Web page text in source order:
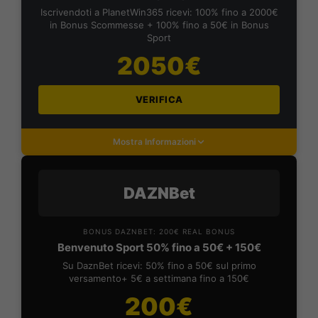
Iscrivendoti a PlanetWin365 ricevi: 100% fino a 2000€
in Bonus Scommesse + 100% fino a 50€ in Bonus
Sport
2050€
VERIFICA
Mostra Informazioni
DAZNBet
BONUS DAZNBET: 200€ REAL BONUS
Benvenuto Sport 50% fino a 50€ + 150€
Su DaznBet ricevi: 50% fino a 50€ sul primo
versamento+ 5€ a settimana fino a 150€
200€